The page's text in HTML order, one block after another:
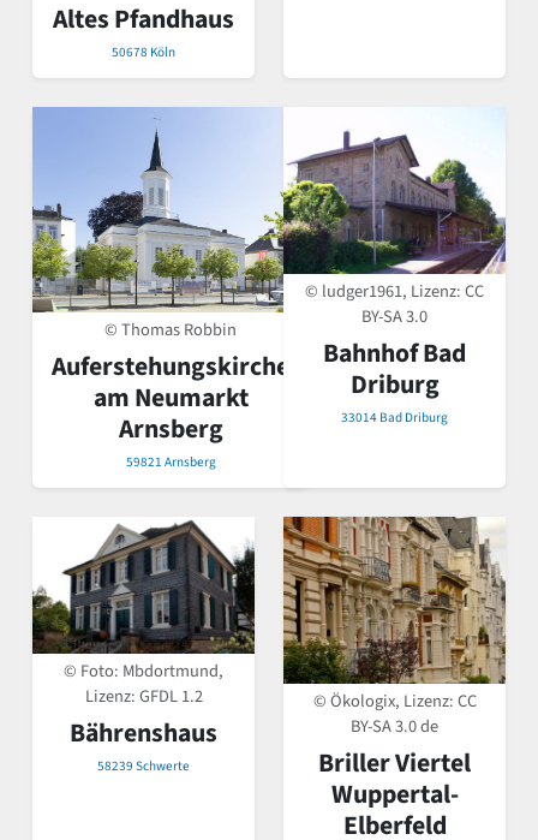
Altes Pfandhaus
50678 Köln
© Thomas Robbin
Auferstehungskirche
am Neumarkt
Arnsberg
59821 Arnsberg
© ludger1961, Lizenz:CC
BY-SA 3.0
Bahnhof Bad
Driburg
33014 Bad Driburg
© Foto: Mbdortmund,
Lizenz: GFDL 1.2
Bährenshaus
58239 Schwerte
© Ökologix, Lizenz:CC
BY-SA 3.0 de
Briller Viertel
Wuppertal-
Elberfeld